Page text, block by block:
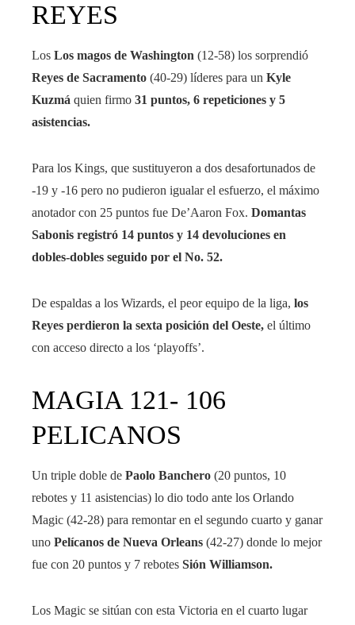
REYES
Los Los magos de Washington (12-58) los sorprendió
Reyes de Sacramento (40-29) líderes para un Kyle
Kuzmá quien firmo 31 puntos, 6 repeticiones y 5
asistencias.
Para los Kings, que sustituyeron a dos desafortunados de
-19 y -16 pero no pudieron igualar el esfuerzo, el máximo
anotador con 25 puntos fue De’Aaron Fox. Domantas
Sabonis registró 14 puntos y 14 devoluciones en
dobles-dobles seguido por el No. 52.
De espaldas a los Wizards, el peor equipo de la liga, los
Reyes perdieron la sexta posición del Oeste, el último
con acceso directo a los ‘playoffs’.
MAGIA 121- 106
PELICANOS
Un triple doble de Paolo Banchero (20 puntos, 10
rebotes y 11 asistencias) lo dio todo ante los Orlando
Magic (42-28) para remontar en el segundo cuarto y ganar
uno Pelícanos de Nueva Orleans (42-27) donde lo mejor
fue con 20 puntos y 7 rebotes Sión Williamson.
Los Magic se sitúan con esta Victoria en el cuarto lugar